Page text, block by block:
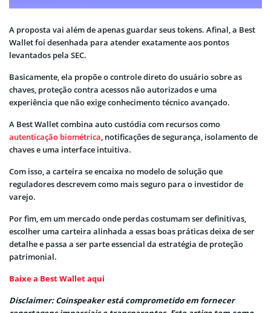
A proposta vai além de apenas guardar seus tokens. Afinal, a Best
Wallet foi desenhada para atender exatamente aos pontos
levantados pela SEC.
Basicamente, ela propõe o controle direto do usuário sobre as
chaves, proteção contra acessos não autorizados e uma
experiência que não exige conhecimento técnico avançado.
A Best Wallet combina auto custódia com recursos como
autenticação biométrica, notificações de segurança, isolamento de
chaves e uma interface intuitiva.
Com isso, a carteira se encaixa no modelo de solução que
reguladores descrevem como mais seguro para o investidor de
varejo.
Por fim, em um mercado onde perdas costumam ser definitivas,
escolher uma carteira alinhada a essas boas práticas deixa de ser
detalhe e passa a ser parte essencial da estratégia de proteção
patrimonial.
Baixe a Best Wallet aqui
Disclaimer: Coinspeaker está comprometido em fornecer